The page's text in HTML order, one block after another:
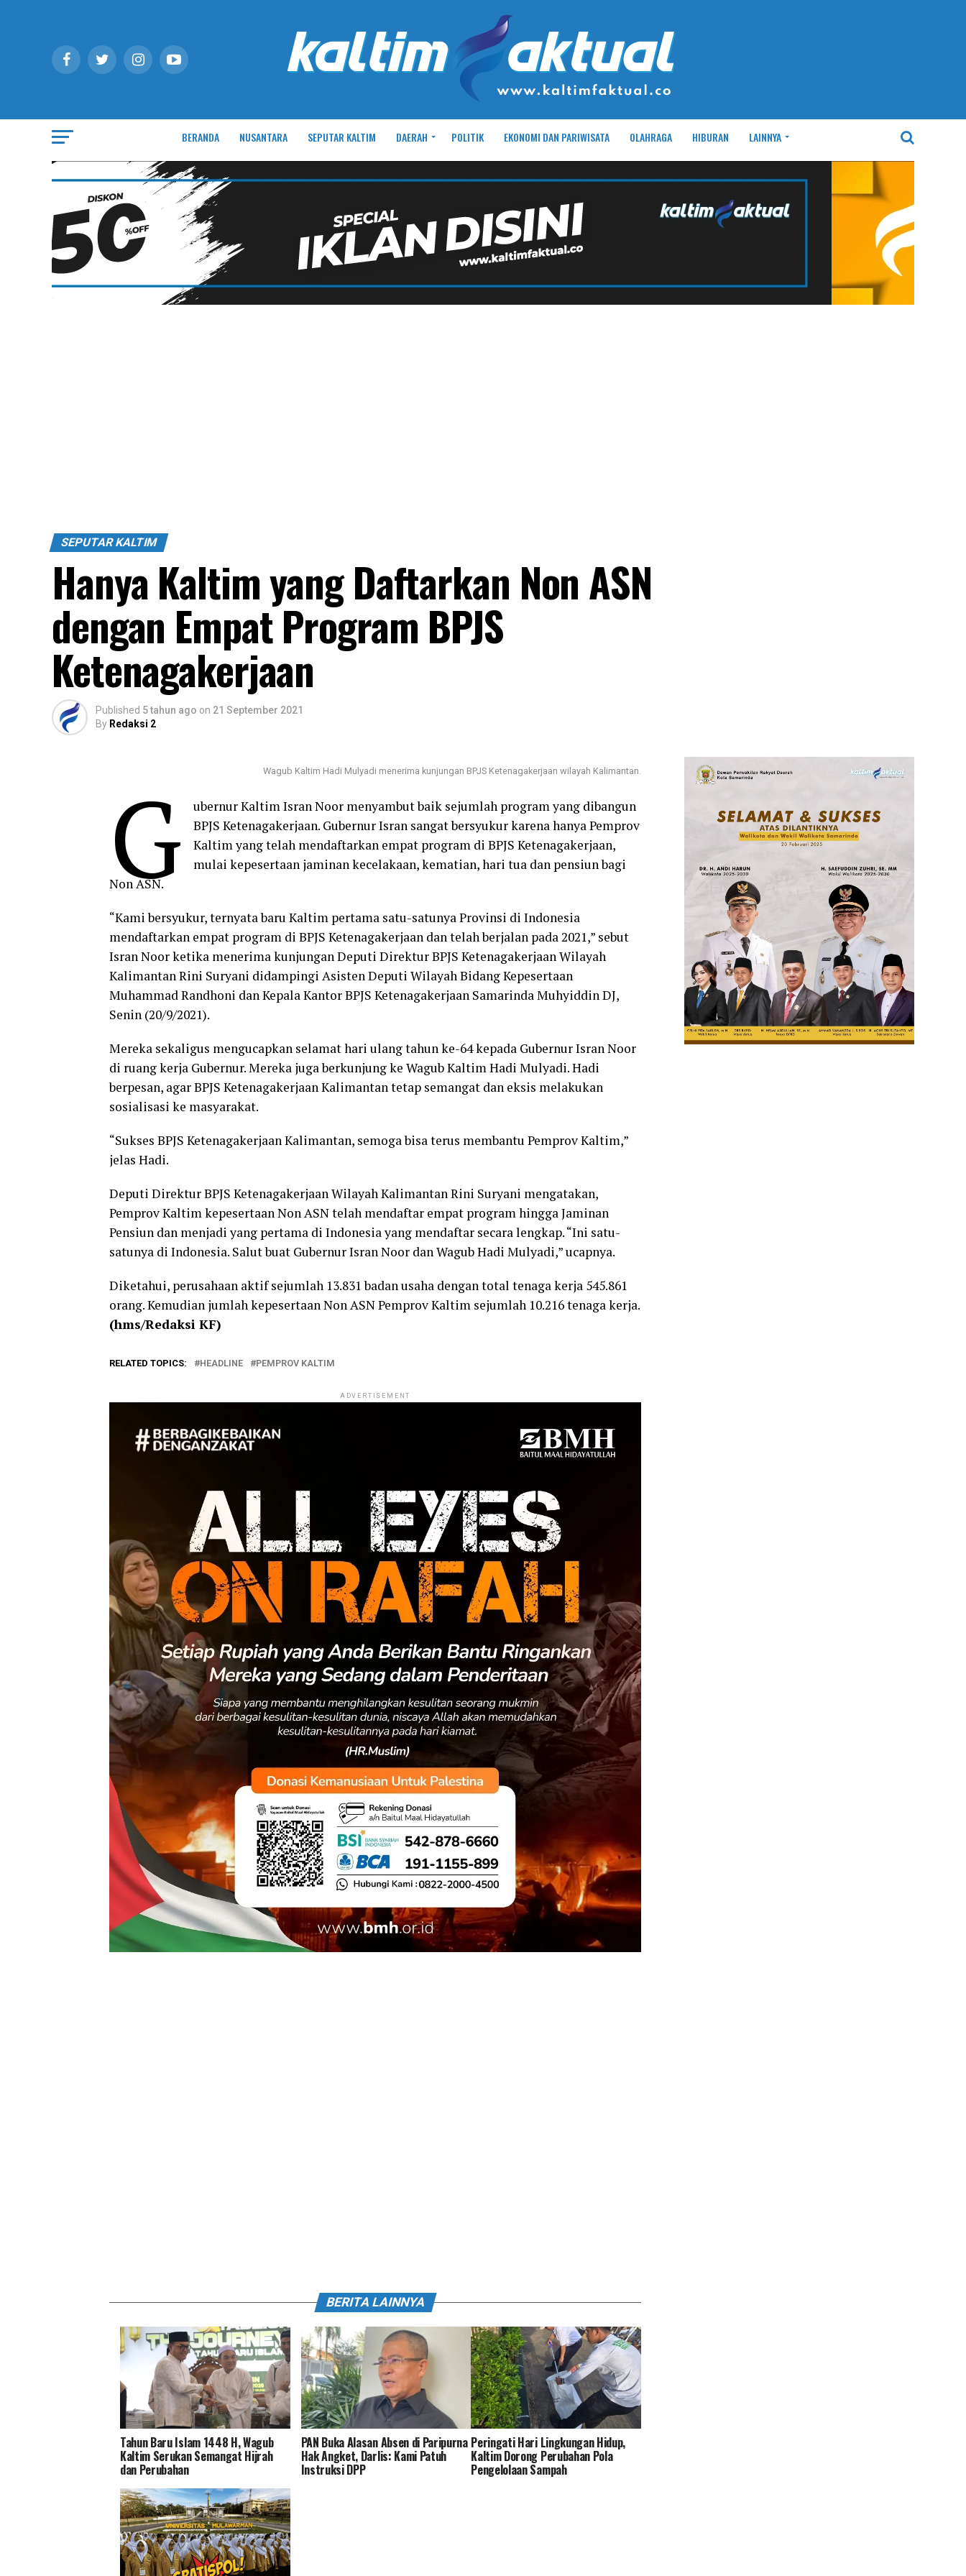
BERANDA NUSANTARA SEPUTAR KALTIM DAERAH POLITIK EKONOMI DAN PARIWISATA OLAHRAGA HIBURAN LAINNYA
SEPUTAR KALTIM
Hanya Kaltim yang Daftarkan Non ASN
dengan Empat Program BPJS
Ketenagakerjaan
Published 5 tahun ago on 21 September 2021
By Redaksi 2
Wagub Kaltim Hadi Mulyadi menerima kunjungan BPJS Ketenagakerjaan wilayah Kalimantan.
G
ubernur Kaltim Isran Noor menyambut baik sejumlah program yang dibangun
BPJS Ketenagakerjaan. Gubernur Isran sangat bersyukur karena hanya Pemprov
Kaltim yang telah mendaftarkan empat program di BPJS Ketenagakerjaan,
mulai kepesertaan jaminan kecelakaan, kematian, hari tua dan pensiun bagi
Non ASN.
“Kami bersyukur, ternyata baru Kaltim pertama satu-satunya Provinsi di Indonesia
mendaftarkan empat program di BPJS Ketenagakerjaan dan telah berjalan pada 2021,” sebut
Isran Noor ketika menerima kunjungan Deputi Direktur BPJS Ketenagakerjaan Wilayah
Kalimantan Rini Suryani didampingi Asisten Deputi Wilayah Bidang Kepesertaan
Muhammad Randhoni dan Kepala Kantor BPJS Ketenagakerjaan Samarinda Muhyiddin DJ,
Senin (20/9/2021).
Mereka sekaligus mengucapkan selamat hari ulang tahun ke-64 kepada Gubernur Isran Noor
di ruang kerja Gubernur. Mereka juga berkunjung ke Wagub Kaltim Hadi Mulyadi. Hadi
berpesan, agar BPJS Ketenagakerjaan Kalimantan tetap semangat dan eksis melakukan
sosialisasi ke masyarakat.
“Sukses BPJS Ketenagakerjaan Kalimantan, semoga bisa terus membantu Pemprov Kaltim,”
jelas Hadi.
Deputi Direktur BPJS Ketenagakerjaan Wilayah Kalimantan Rini Suryani mengatakan,
Pemprov Kaltim kepesertaan Non ASN telah mendaftar empat program hingga Jaminan
Pensiun dan menjadi yang pertama di Indonesia yang mendaftar secara lengkap. “Ini satu-
satunya di Indonesia. Salut buat Gubernur Isran Noor dan Wagub Hadi Mulyadi,” ucapnya.
Diketahui, perusahaan aktif sejumlah 13.831 badan usaha dengan total tenaga kerja 545.861
orang. Kemudian jumlah kepesertaan Non ASN Pemprov Kaltim sejumlah 10.216 tenaga kerja.
(hms/Redaksi KF)
RELATED TOPICS: HEADLINE PEMPROV KALTIM
ADVERTISEMENT
BERITA LAINNYA
Tahun Baru Islam 1448 H, Wagub
Kaltim Serukan Semangat Hijrah
dan Perubahan
PAN Buka Alasan Absen di Paripurna
Hak Angket, Darlis: Kami Patuh
Instruksi DPP
Peringati Hari Lingkungan Hidup,
Kaltim Dorong Perubahan Pola
Pengelolaan Sampah